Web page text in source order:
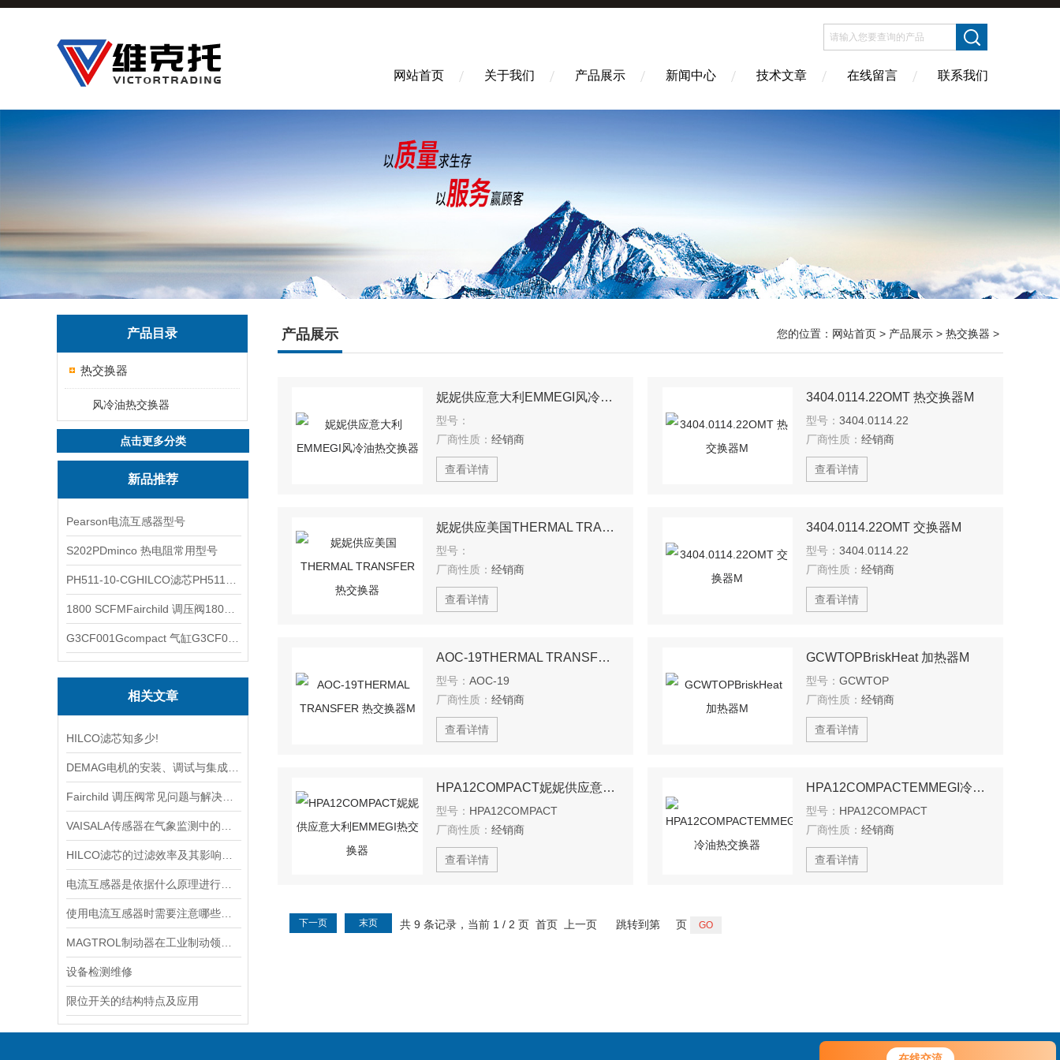
网站首页 关于我们 产品展示 新闻中心 技术文章 在线留言 联系我们
产品目录
热交换器
风冷油热交换器
点击更多分类
新品推荐
Pearson电流互感器型号
S202PDminco 热电阻常用型号
相关文章
HILCO滤芯知多少!
设备检测维修
限位开关的结构特点及应用
产品展示 您的位置： 网站首页 > 产品展示 > 热交换器 >
妮妮供应意大利EMMEGI风冷油热交换器
型号：
厂商性质： 经销商
查看详情
3404.0114.22OMT 热交换器M
型号： 3404.0114.22
厂商性质： 经销商
查看详情
妮妮供应美国THERMAL TRANSFER热交换器
型号：
厂商性质： 经销商
查看详情
3404.0114.22OMT 交换器M
型号： 3404.0114.22
厂商性质： 经销商
查看详情
AOC-19THERMAL TRANSFER 热交换器M
型号： AOC-19
厂商性质： 经销商
查看详情
GCWTOPBriskHeat 加热器M
型号： GCWTOP
厂商性质： 经销商
查看详情
HPA12COMPACT妮妮供应意大利EMMEGI热交换器
型号： HPA12COMPACT
厂商性质： 经销商
查看详情
HPA12COMPACTEMMEGI冷油热交换器
型号： HPA12COMPACT
厂商性质： 经销商
查看详情
共 9 条记录，当前 1 / 2 页 首页 上一页
下一页 末页 跳转到第 页